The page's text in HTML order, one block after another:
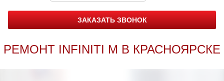
ЗАКАЗАТЬ ЗВОНОК
РЕМОНТ INFINITI M В КРАСНОЯРСКЕ